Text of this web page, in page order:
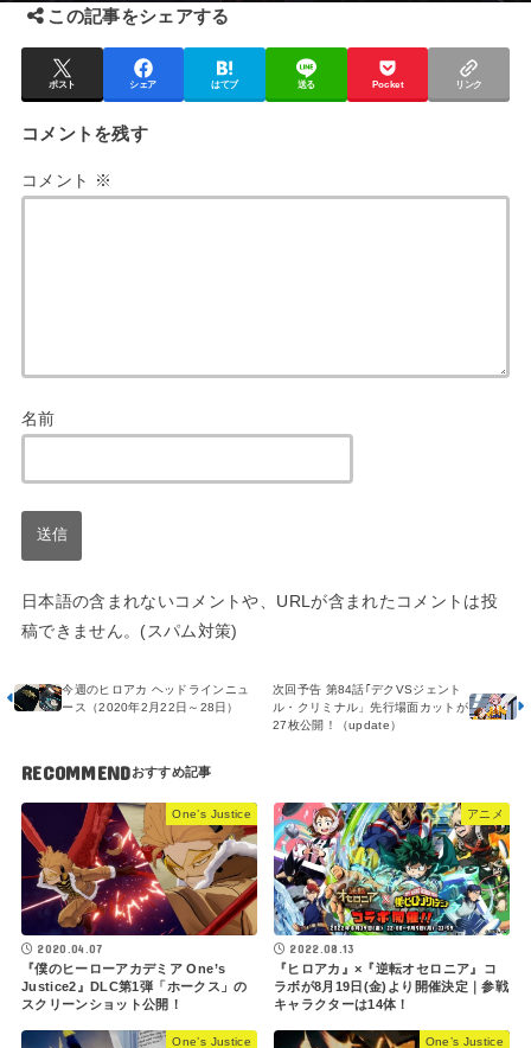
この記事をシェアする
ポスト シェア はてブ 送る Pocket リンク
コメントを残す
コメント ※
名前
日本語の含まれないコメントや、URLが含まれたコメントは投
稿できません。(スパム対策)
次回予告 第84話｢デクVSジェント
ル・クリミナル」先行場面カットが
27枚公開！（update）
今週のヒロアカ ヘッドラインニュ
ース（2020年2月22日～28日）
RECOMMEND
One’s Justice
2020.04.07
『僕のヒーローアカデミア One’s
Justice2』DLC第1弾「ホークス」の
スクリーンショット公開！
アニメ
2022.08.13
『ヒロアカ』×『逆転オセロニア』コ
ラボが8月19日(金)より開催決定｜参戦
キャラクターは14体！
One’s Justice One’s Justice